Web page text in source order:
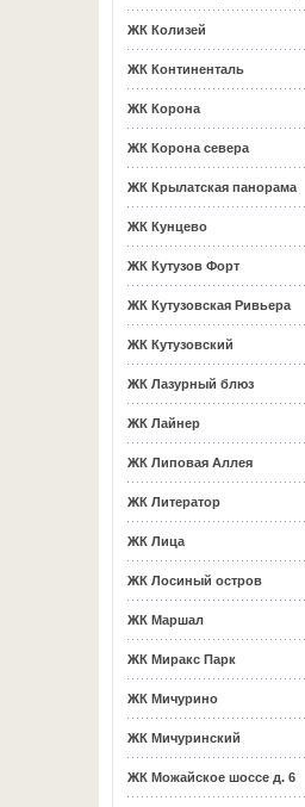
ЖК Колизей
ЖК Континенталь
ЖК Корона
ЖК Корона севера
ЖК Крылатская панорама
ЖК Кунцево
ЖК Кутузов Форт
ЖК Кутузовская Ривьера
ЖК Кутузовский
ЖК Лазурный блюз
ЖК Лайнер
ЖК Липовая Аллея
ЖК Литератор
ЖК Лица
ЖК Лосиный остров
ЖК Маршал
ЖК Миракс Парк
ЖК Мичурино
ЖК Мичуринский
ЖК Можайское шоссе д. 6